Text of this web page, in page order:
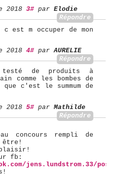
2018 3# par Elodie
Répondre
est m occuper de mon
2018 4# parAURELIE
Répondre
de produits à
comme les bombes de
c'est le summum de
2018 5# par Mathilde
Répondre
concours rempli de
être!
fb:
jens.lundstrom.33/posts/